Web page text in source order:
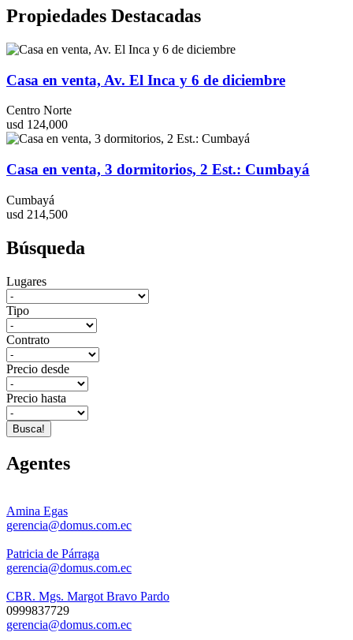
Propiedades Destacadas
Casa en venta, Av. El Inca y 6 de diciembre
Centro Norte
usd 124,000
Casa en venta, 3 dormitorios, 2 Est.: Cumbayá
Cumbayá
usd 214,500
Búsqueda
Lugares
Tipo
Contrato
Precio desde
Precio hasta
Busca!
Agentes
Amina Egas
gerencia@domus.com.ec
Patricia de Párraga
gerencia@domus.com.ec
CBR. Mgs. Margot Bravo Pardo
0999837729
gerencia@domus.com.ec